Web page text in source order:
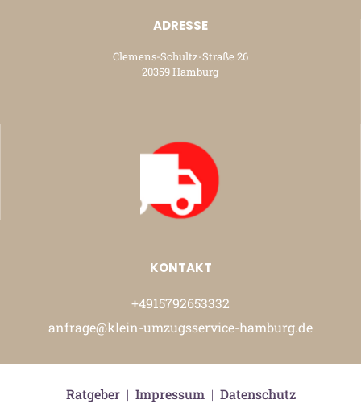
ADRESSE
Clemens-Schultz-Straße 26
20359 Hamburg
KONTAKT
+4915792653332
anfrage@klein-umzugsservice-hamburg.de
Ratgeber| Impressum| Datenschutz